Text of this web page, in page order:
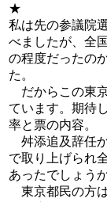
★
私は先の参議院
べましたが、全
の程度だったの
た。
だからこの東
ています。期待
率と票の内容。
舛添追及辞任
で取り上げられ
あったでしょう
東京都民の方